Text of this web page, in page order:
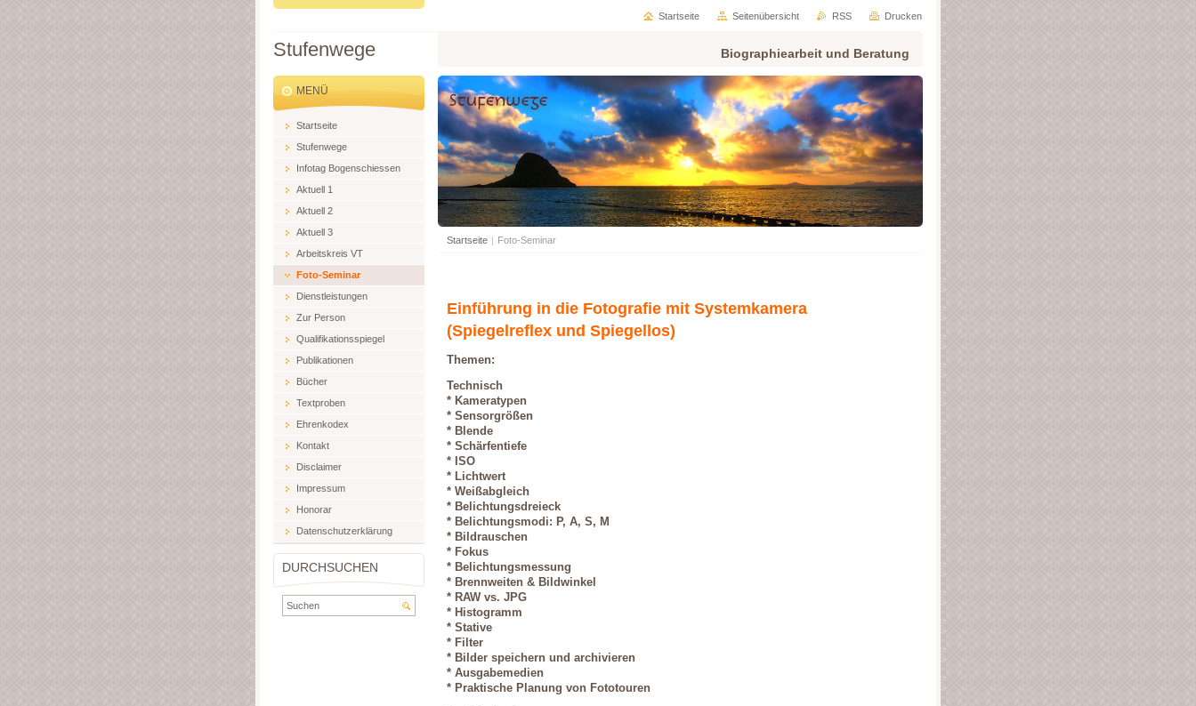
Stufenwege Biographiearbeit und Beratung
Startseite | Foto-Seminar
Einführung in die Fotografie mit Systemkamera
(Spiegelreflex und Spiegellos)
Themen:
Technisch
* Kameratypen
* Sensorgrößen
* Blende
* Schärfentiefe
* ISO
* Lichtwert
* Weißabgleich
* Belichtungsdreieck
* Belichtungsmodi: P, A, S, M
* Bildrauschen
* Fokus
* Belichtungsmessung
* Brennweiten & Bildwinkel
* RAW vs. JPG
* Histogramm
* Stative
* Filter
* Bilder speichern und archivieren
* Ausgabemedien
* Praktische Planung von Fototouren
MENÜ
Startseite
Stufenwege
Infotag Bogenschiessen
Aktuell 1
Aktuell 2
Aktuell 3
Arbeitskreis VT
Foto-Seminar
Dienstleistungen
Zur Person
Qualifikationsspiegel
Publikationen
Bücher
Textproben
Ehrenkodex
Kontakt
Disclaimer
Impressum
Honorar
Datenschutzerklärung
DURCHSUCHEN
Startseite Seitenübersicht RSS Drucken